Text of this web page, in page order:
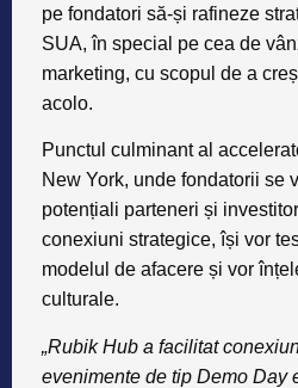
pe fondatori să-și rafineze
SUA, în special pe cea de
marketing, cu scopul de a
acolo.
Punctul culminant al
New York, unde fondatorii se
potențiali parteneri și
conexiuni strategice, își vor
modelul de afacere și vor
culturale.
„Rubik Hub a facilitat
evenimente de tip Demo Day